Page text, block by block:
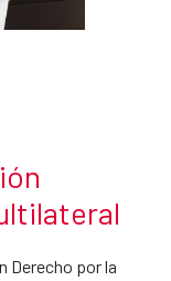
Derecho por la